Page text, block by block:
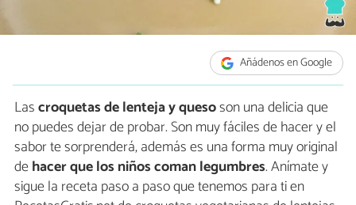
Añádenos en Google
Lascroquetas de lenteja y quesoson una delicia que
no puedes dejar de probar. Son muy fáciles de hacer y el
sabor te sorprenderá, además es una forma muy original
dehacer que los niños coman legumbres. Anímate y
sigue la receta paso a paso que tenemos para ti en